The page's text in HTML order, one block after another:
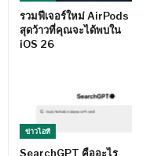
รวมฟีเจอร์ใหม่ AirPods
สุดว้าวที่คุณจะได้พบใน
iOS 26
ข่าวไอที
SearchGPT คืออะไร